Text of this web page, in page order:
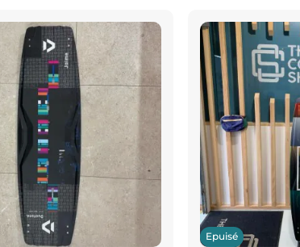
Epuisé